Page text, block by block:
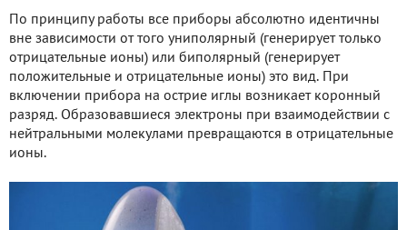
По принципу работы все приборы абсолютно идентичны
вне зависимости от того униполярный (генерирует только
отрицательные ионы) или биполярный (генерирует
положительные и отрицательные ионы) это вид. При
включении прибора на острие иглы возникает коронный
разряд. Образовавшиеся электроны при взаимодействии с
нейтральными молекулами превращаются в отрицательные
ионы.